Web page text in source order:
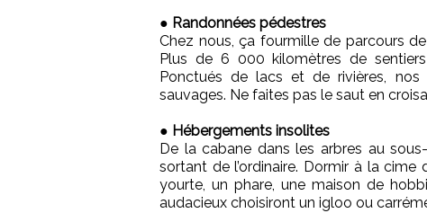
● Randonnées pédestres
Chez nous, ça fourmille de parcours
Plus de 6 000 kilomètres de
Ponctués de lacs et de rivières, nos
sauvages. Ne faites pas le saut en
● Hébergements insolites
De la cabane dans les arbres au
sortant de l’ordinaire. Dormir à la
yourte, un phare, une maison de
audacieux choisiront un igloo ou